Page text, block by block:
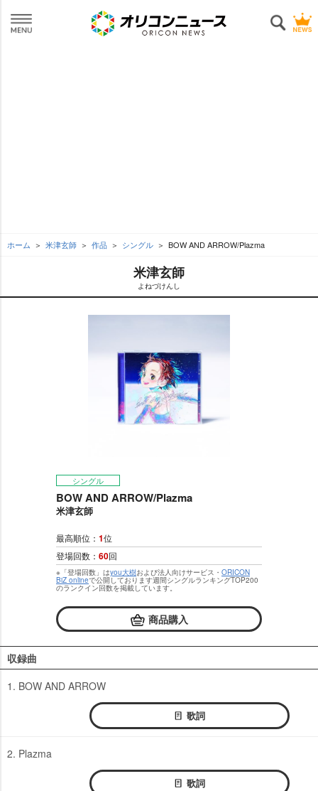
ホーム 米津玄師 作品 シングル BOW AND ARROW/Plazma
米津玄師
よねづけんし
シングル
BOW AND ARROW/Plazma
米津玄師
最高順位： 1位
登場回数： 60回
※「登場回数」はyou大樹および法人向けサービス・ ORICON
BiZ onlineで公開しております週間シングルランキングTOP200
のランクイン回数を掲載しています。
商品購入
収録曲
1. BOW AND ARROW
歌詞
2. Plazma
歌詞